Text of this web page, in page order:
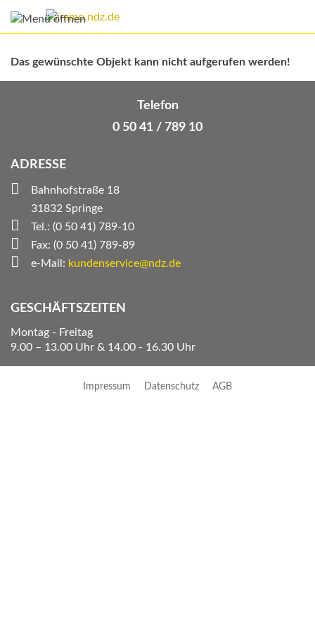
Das gewünschte Objekt kann nicht aufgerufen werden!
Telefon
0 50 41 / 789 10
ADRESSE
Bahnhofstraße 18
31832 Springe
Tel.: (0 50 41) 789-10
Fax: (0 50 41) 789-89
e-Mail: kundenservice@ndz.de
GESCHÄFTSZEITEN
Montag - Freitag
9.00 – 13.00 Uhr & 14.00 - 16.30 Uhr
Impressum Datenschutz AGB